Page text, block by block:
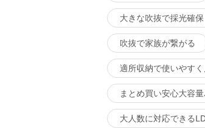
大きな吹抜で採光確保
吹抜で家族が繋がる
適所収納で使いやす
まとめ買い安心大容
大人数に対応できる